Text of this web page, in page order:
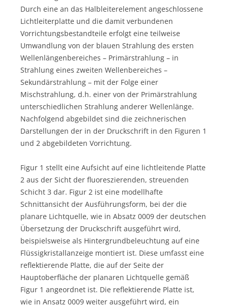
Durch eine an das Halbleiterelement angeschlossene
Lichtleiterplatte und die damit verbundenen
Vorrichtungsbestandteile erfolgt eine teilweise
Umwandlung von der blauen Strahlung des ersten
Wellenlängenbereiches – Primärstrahlung – in
Strahlung eines zweiten Wellenbereiches –
Sekundärstrahlung – mit der Folge einer
Mischstrahlung, d.h. einer von der Primärstrahlung
unterschiedlichen Strahlung anderer Wellenlänge.
Nachfolgend abgebildet sind die zeichnerischen
Darstellungen der in der Druckschrift in den Figuren 1
und 2 abgebildeten Vorrichtung.
Figur 1 stellt eine Aufsicht auf eine lichtleitende Platte
2 aus der Sicht der fluoreszierenden, streuenden
Schicht 3 dar. Figur 2 ist eine modellhafte
Schnittansicht der Ausführungsform, bei der die
planare Lichtquelle, wie in Absatz 0009 der deutschen
Übersetzung der Druckschrift ausgeführt wird,
beispielsweise als Hintergrundbeleuchtung auf eine
Flüssigkristallanzeige montiert ist. Diese umfasst eine
reflektierende Platte, die auf der Seite der
Hauptoberfläche der planaren Lichtquelle gemäß
Figur 1 angeordnet ist. Die reflektierende Platte ist,
wie in Ansatz 0009 weiter ausgeführt wird, ein